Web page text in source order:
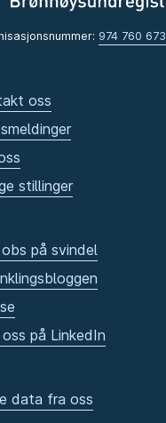
974 760 673
oss
stillinger
på svindel
oss på LinkedIn
data fra oss